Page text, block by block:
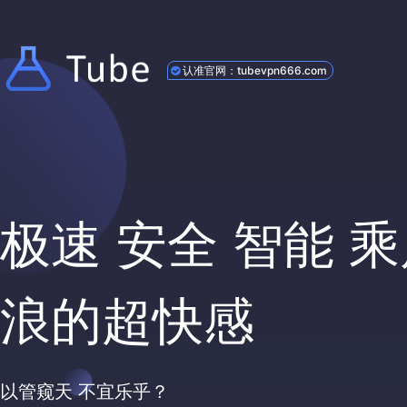
认准官网：tubevpn666.com
极速 安全 智能
浪的超快感
以管窥天 不宜乐乎？